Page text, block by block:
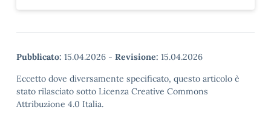
Pubblicato: 15.04.2026 - Revisione: 15.04.2026
Eccetto dove diversamente specificato, questo articolo è
stato rilasciato sotto Licenza Creative Commons
Attribuzione 4.0 Italia.